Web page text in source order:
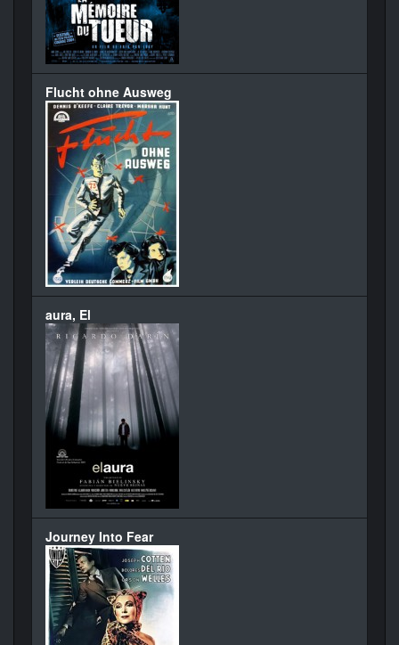
Flucht ohne Ausweg
aura, El
Journey Into Fear